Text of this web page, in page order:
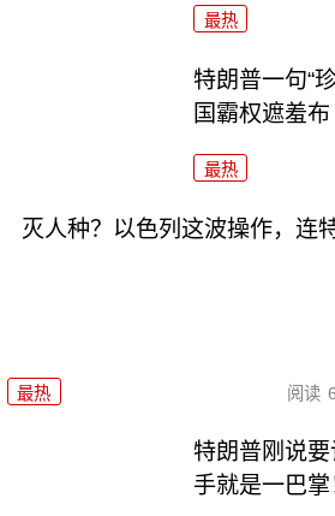
最热
特朗普一句“
国霸权遮羞布
最热
灭人种？以色列这波操作，连
最热 阅读
特朗普刚说
手就是一巴掌